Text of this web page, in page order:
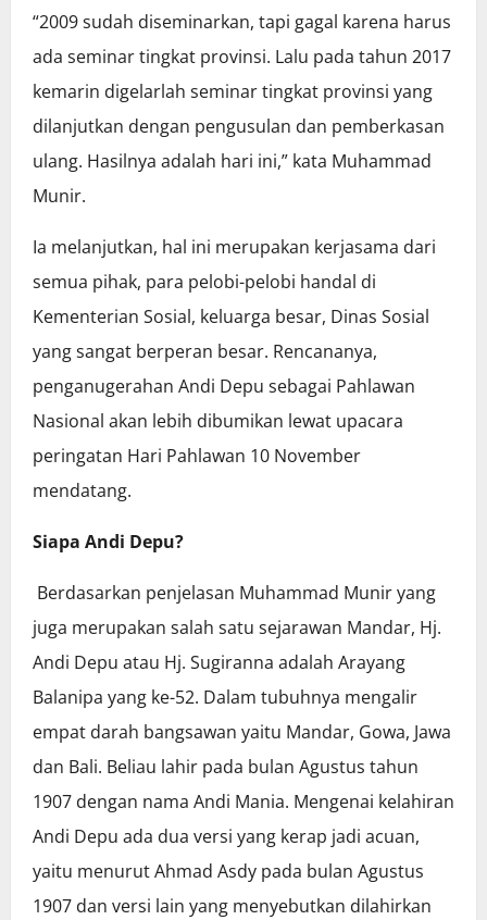
“2009 sudah diseminarkan, tapi gagal karena harus
ada seminar tingkat provinsi. Lalu pada tahun 2017
kemarin digelarlah seminar tingkat provinsi yang
dilanjutkan dengan pengusulan dan pemberkasan
ulang. Hasilnya adalah hari ini,” kata Muhammad
Munir.
Ia melanjutkan, hal ini merupakan kerjasama dari
semua pihak, para pelobi-pelobi handal di
Kementerian Sosial, keluarga besar, Dinas Sosial
yang sangat berperan besar. Rencananya,
penganugerahan Andi Depu sebagai Pahlawan
Nasional akan lebih dibumikan lewat upacara
peringatan Hari Pahlawan 10 November
mendatang.
Siapa Andi Depu?
Berdasarkan penjelasan Muhammad Munir yang
juga merupakan salah satu sejarawan Mandar, Hj.
Andi Depu atau Hj. Sugiranna adalah Arayang
Balanipa yang ke-52. Dalam tubuhnya mengalir
empat darah bangsawan yaitu Mandar, Gowa, Jawa
dan Bali. Beliau lahir pada bulan Agustus tahun
1907 dengan nama Andi Mania. Mengenai kelahiran
Andi Depu ada dua versi yang kerap jadi acuan,
yaitu menurut Ahmad Asdy pada bulan Agustus
1907 dan versi lain yang menyebutkan dilahirkan